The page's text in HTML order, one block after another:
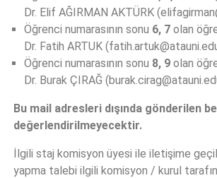
Dr. Elif AĞIRMAN AKTÜRK
Öğrenci numarasının sonu 6, 7olan
Dr. Fatih ARTUK
Öğrenci numarasının sonu 8, 9olan
Dr. Burak ÇIRAĞ
Bu mail adresleri dışında gönderilen
değerlendirilmeyecektir.
İlgili staj komisyon üyesi ile iletişime
yapma talebi ilgili komisyon / kurul